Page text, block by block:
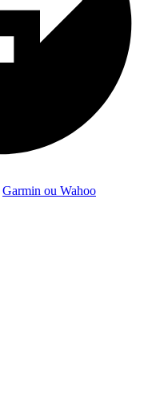
Garmin ou Wahoo